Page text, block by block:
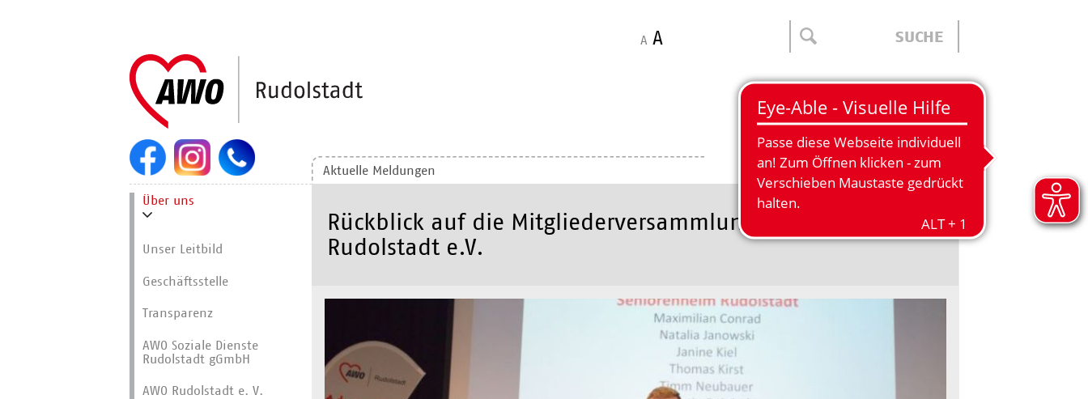
A A
ÜBER UNS
Aktuelle Meldungen
Rückblick auf die Mitgliederversammlung des AWO
Rudolstadt e.V.
Navigation
überspringen
Über uns
Unser Leitbild
Geschäftsstelle
Transparenz
AWO Soziale Dienste
Rudolstadt gGmbH
AWO Rudolstadt e. V.